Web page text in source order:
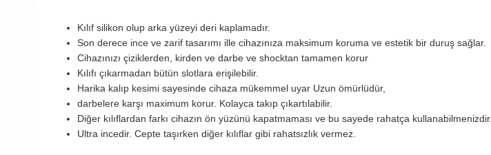
Kılıf silikon olup arka yüzeyi deri kaplamadır.
Son derece ince ve zarif tasarımı ille cihazınıza maksimum koruma ve estetik bir duruş sağlar.
Cihazınızı çiziklerden, kirden ve darbe ve shocktan tamamen korur
Kılıfı çıkarmadan bütün slotlara erişilebilir.
Harika kalıp kesimi sayesinde cihaza mükemmel uyar Uzun ömürlüdür,
darbelere karşı maximum korur. Kolayca takıp çıkartılabilir.
Diğer kılıflardan farkı cihazın ön yüzünü kapatmaması ve bu sayede rahatça kullanabilmenizdir.
Ultra incedir. Cepte taşırken diğer kılıflar gibi rahatsızlık vermez.